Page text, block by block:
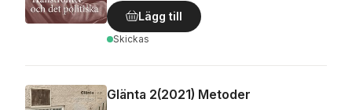
Lägg till
Skickas
Glänta 2(2021) Metoder